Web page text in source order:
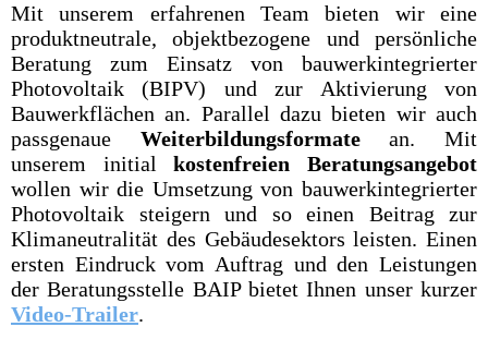
Mit unserem erfahrenen Team bieten wir eine
produktneutrale, objektbezogene und persönliche
Beratung zum Einsatz von bauwerkintegrierter
Photovoltaik (BIPV) und zur Aktivierung von
Bauwerkflächen an. Parallel dazu bieten wir auch
passgenaue Weiterbildungsformatean. Mit
unserem initialkostenfreien Beratungsangebot
wollen wir die Umsetzung von bauwerkintegrierter
Photovoltaik steigern und so einen Beitrag zur
Klimaneutralität des Gebäudesektors leisten. Einen
ersten Eindruck vom Auftrag und den Leistungen
der Beratungsstelle BAIP bietet Ihnen unser kurzer
Video-Trailer.